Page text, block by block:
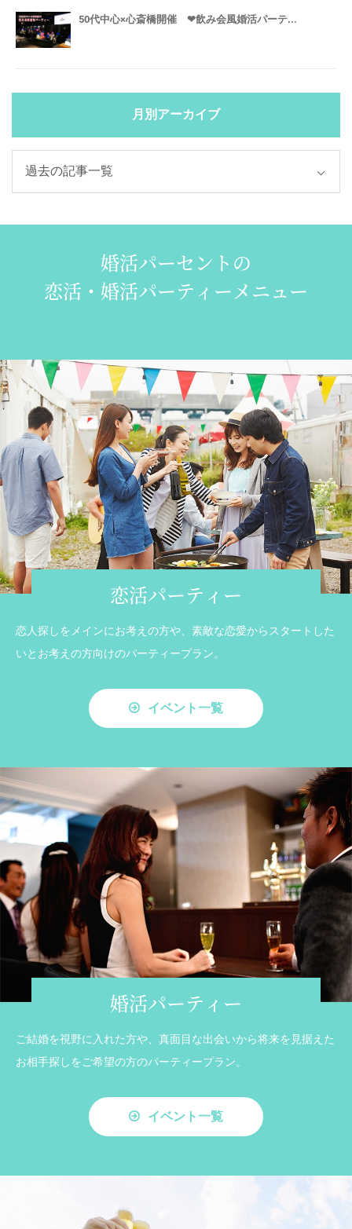
50代中心×心斎橋開催 ❤飲み会風婚活パーテ...
月別アーカイブ
婚活パーセントの
恋活・婚活パーティーメニュー
恋活パーティー
恋人探しをメインにお考えの方や、素敵な恋愛からスタートした
いとお考えの方向けのパーティープラン。
イベント一覧
婚活パーティー
ご結婚を視野に入れた方や、真面目な出会いから将来を見据えた
お相手探しをご希望の方のパーティープラン。
イベント一覧